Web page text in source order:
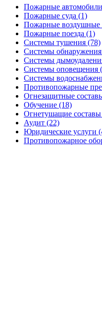
Пожарные
Пожарные суда (1)
Пожарные воздушные
Пожарные поезда (1)
Системы тушения (78)
Системы
Системы
Системы оповещения
Системы
Противопожарные
Огнезащитные
Обучение (18)
Огнетушащие
Аудит (22)
Юридические услуги
Противопожарное